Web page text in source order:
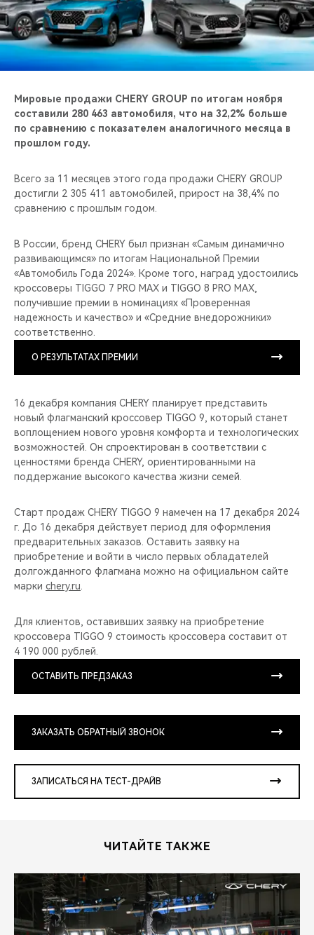
CHERY CONNECT
CHERY И СПОРТ
НАШИ МЕРОПРИЯТИЯ
ВИДЕООБЗОРЫ
CHERY ДЛЯ ДЕТЕЙ
Мировые продажи CHERY GROUP по итогам ноября
составили 280 463 автомобиля, что на 32,2% больше
по сравнению с показателем аналогичного месяца в
прошлом году.
Всего за 11 месяцев этого года продажи CHERY GROUP
достигли 2 305 411 автомобилей, прирост на 38,4% по
сравнению с прошлым годом.
В России, бренд CHERY был признан «Самым динамично
развивающимся» по итогам Национальной Премии
«Автомобиль Года 2024». Кроме того, наград удостоились
кроссоверы TIGGO 7 PRO MAX и TIGGO 8 PRO MAX,
получившие премии в номинациях «Проверенная
надежность и качество» и «Средние внедорожники»
соответственно.
О РЕЗУЛЬТАТАХ ПРЕМИИ
16 декабря компания CHERY планирует представить
новый флагманский кроссовер TIGGO 9, который станет
воплощением нового уровня комфорта и технологических
возможностей. Он спроектирован в соответствии с
ценностями бренда CHERY, ориентированными на
поддержание высокого качества жизни семей.
Старт продаж CHERY TIGGO 9 намечен на 17 декабря 2024
г. До 16 декабря действует период для оформления
предварительных заказов. Оставить заявку на
приобретение и войти в число первых обладателей
долгожданного флагмана можно на официальном сайте
марки chery.ru
Для клиентов, оставивших заявку на приобретение
кроссовера TIGGO 9 стоимость кроссовера составит от
4 190 000 рублей.
ОСТАВИТЬ ПРЕДЗАКАЗ
ЗАКАЗАТЬ ОБРАТНЫЙ ЗВОНОК
ЗАПИСАТЬСЯ НА ТЕСТ-ДРАЙВ
ЧИТАЙТЕ ТАКЖЕ